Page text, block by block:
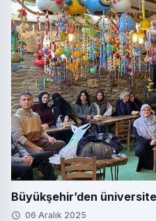
Büyükşehir’den
06 Aralık 2025